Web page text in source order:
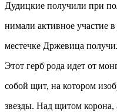
Дудицкие получили при
нимали активное участие
местечке Држевица
Этот герб рода идет от
собой щит, на котором
звезды. Над щитом корона,